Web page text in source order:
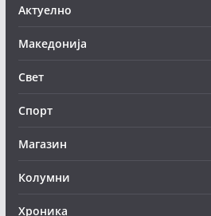
Актуелно
Македонија
Свет
Спорт
Магазин
Колумни
Хроника